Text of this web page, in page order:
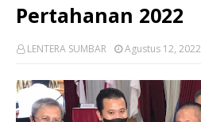
Pertahanan 2022
LENTERA SUMBAR Agustus 12, 2022